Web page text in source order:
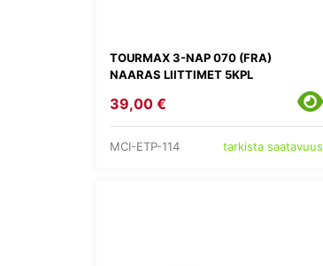
TOURMAX 3-NAP 070 (FRA)
NAARAS LIITTIMET 5KPL
39,00 €
MCI-ETP-114 tarkista saatavuus